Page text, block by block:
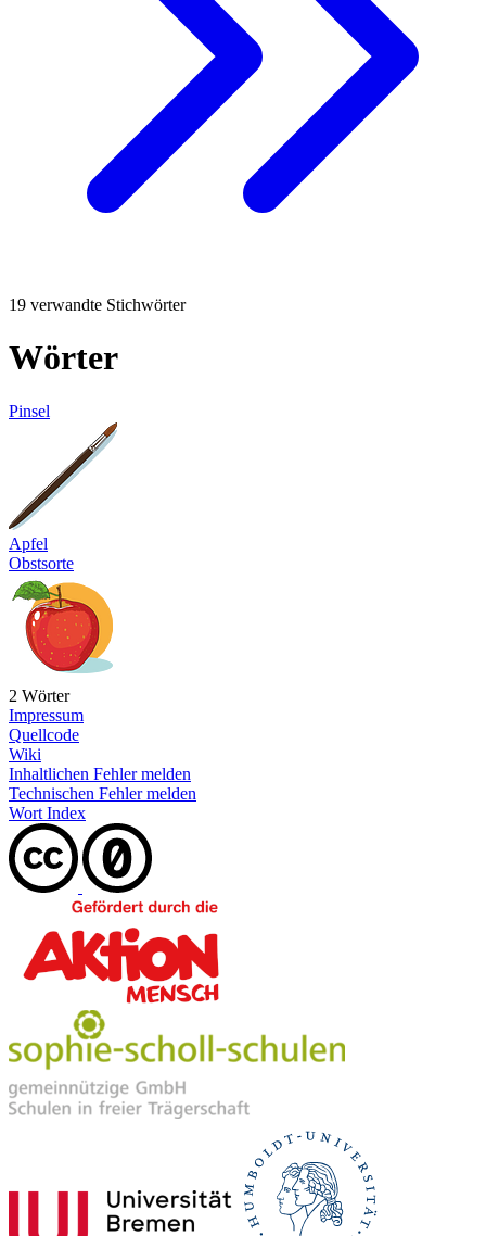
19 verwandte Stichwörter
Wörter
Pinsel
Apfel
Obstsorte
2 Wörter
Impressum
Quellcode
Wiki
Inhaltlichen Fehler melden
Technischen Fehler melden
Wort Index